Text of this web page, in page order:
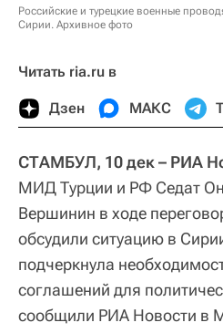
Российские и турецкие военные
Сирии. Архивное фото
Читать ria.ru в
Дзен МАКС
CТАМБУЛ, 10 дек – РИА
МИД Турции и РФ Седат
Вершинин в ходе
обсудили ситуацию в
подчеркнула
соглашений для
сообщили РИА Новости в